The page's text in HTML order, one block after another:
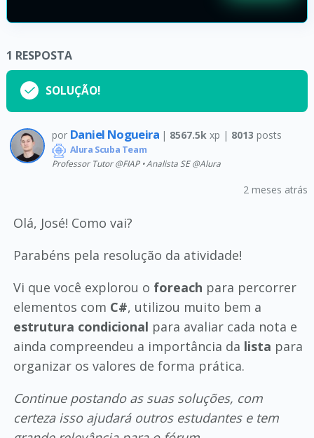
1 RESPOSTA
SOLUÇÃO!
por Daniel Nogueira | 8567.5k xp | 8013 posts
Alura Scuba Team
Professor Tutor @FIAP • Analista SE @Alura
2 meses atrás
Olá, José! Como vai?
Parabéns pela resolução da atividade!
Vi que você explorou o foreach para percorrer
elementos com C#, utilizou muito bem a
estrutura condicional para avaliar cada nota e
ainda compreendeu a importância da lista para
organizar os valores de forma prática.
Continue postando as suas soluções, com
certeza isso ajudará outros estudantes e tem